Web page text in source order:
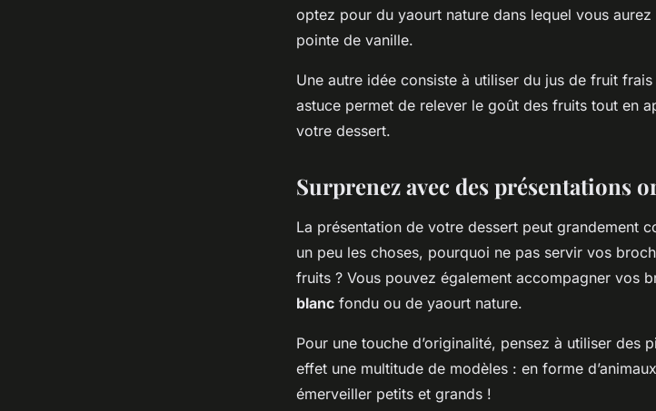
optez pour du yaourt nature dans lequel vous
pointe de vanille.
Une autre idée consiste à utiliser du jus de fruit
astuce permet de relever le goût des fruits tout en
votre dessert.
Surprenez avec des présentations
La présentation de votre dessert peut grandement
un peu les choses, pourquoi ne pas servir vos
fruits ? Vous pouvez également accompagner vos
blanc fondu ou de yaourt nature.
Pour une touche d’originalité, pensez à utiliser des
effet une multitude de modèles : en forme
émerveiller petits et grands !